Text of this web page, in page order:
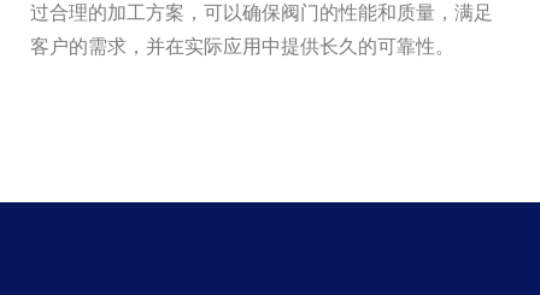
过合理的加工方案，可以确保阀门的性能和质量，满足
客户的需求，并在实际应用中提供长久的可靠性。